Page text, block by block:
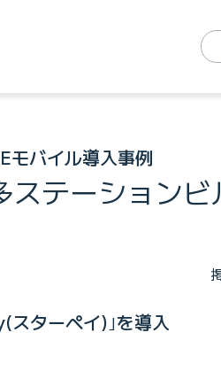
モバイル導入事例
ステーションビ
スターペイ)｣を導入